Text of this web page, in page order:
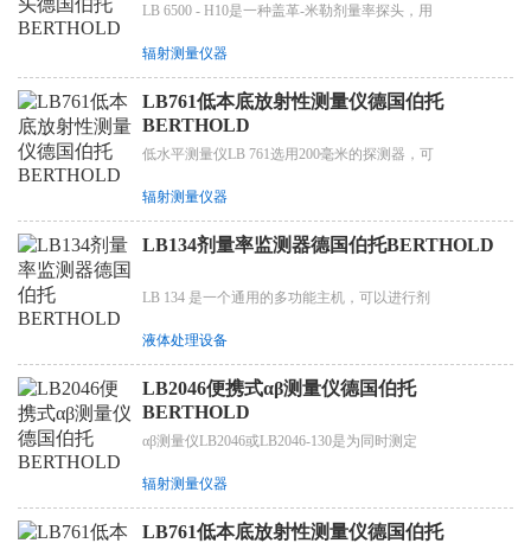
LB 6500 - H10是一种盖革-米勒剂量率探头，用
辐射测量仪器
LB761低本底放射性测量仪德国伯托
BERTHOLD
低水平测量仪LB 761选用200毫米的探测器，可
辐射测量仪器
LB134剂量率监测器德国伯托BERTHOLD
LB 134 是一个通用的多功能主机，可以进行剂
液体处理设备
LB2046便携式αβ测量仪德国伯托
BERTHOLD
αβ测量仪LB2046或LB2046-130是为同时测定
辐射测量仪器
LB761低本底放射性测量仪德国伯托